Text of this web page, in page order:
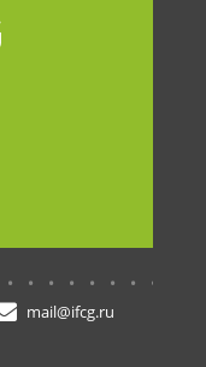
mail@ifcg.ru